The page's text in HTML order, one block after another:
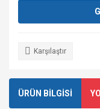
Karşılaştır
ÜRÜN BİLGİSİ